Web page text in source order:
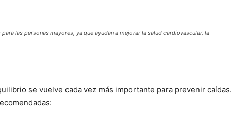
las personas mayores, ya que ayudan a mejorar la salud cardiovascular, la
se vuelve cada vez más importante para prevenir caídas.